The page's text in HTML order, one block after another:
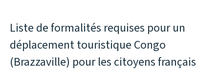
Liste de formalités requises pour un
déplacement touristique Congo
(Brazzaville) pour les citoyens français